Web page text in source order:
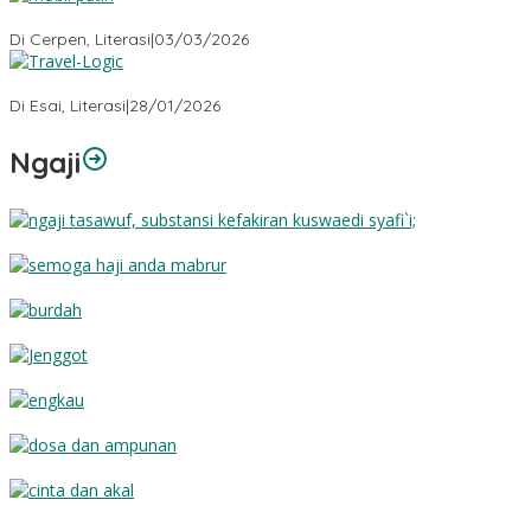
Di Cerpen, Literasi|03/03/2026
Di Esai, Literasi|28/01/2026
Ngaji